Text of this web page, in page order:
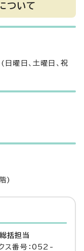
ついて
曜日、土曜日、祝
)
括担当
番号：052-